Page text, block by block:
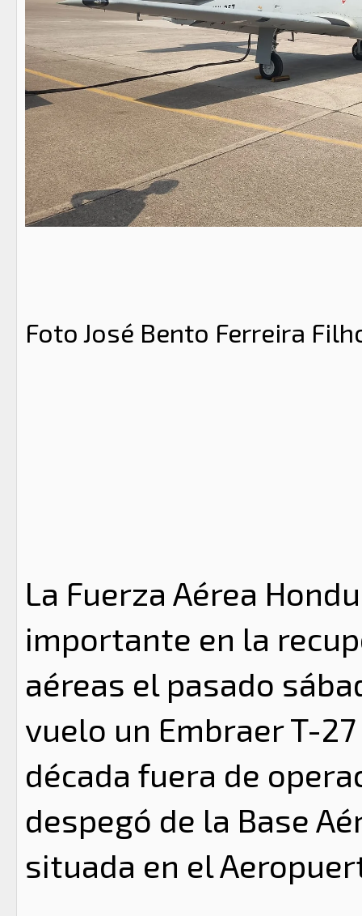
Foto José Bento Ferreira
La Fuerza Aérea
importante en la
aéreas el pasado
vuelo un Embraer T-
década fuera de
despegó de la Base
situada en el